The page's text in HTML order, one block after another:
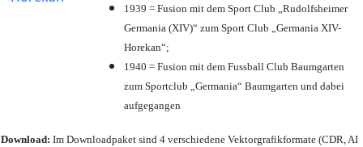
1939 = Fusion mit dem Sport Club „Rudolfsheimer
Germania (XIV)“ zum Sport Club „Germania XIV-
Horekan“;
1940 = Fusion mit dem Fussball Club Baumgarten
zum Sportclub „Germania“ Baumgarten und dabei
aufgegangen
Download: Im Downloadpaket sind 4 verschiedene Vektorgrafikformate (CDR, AI